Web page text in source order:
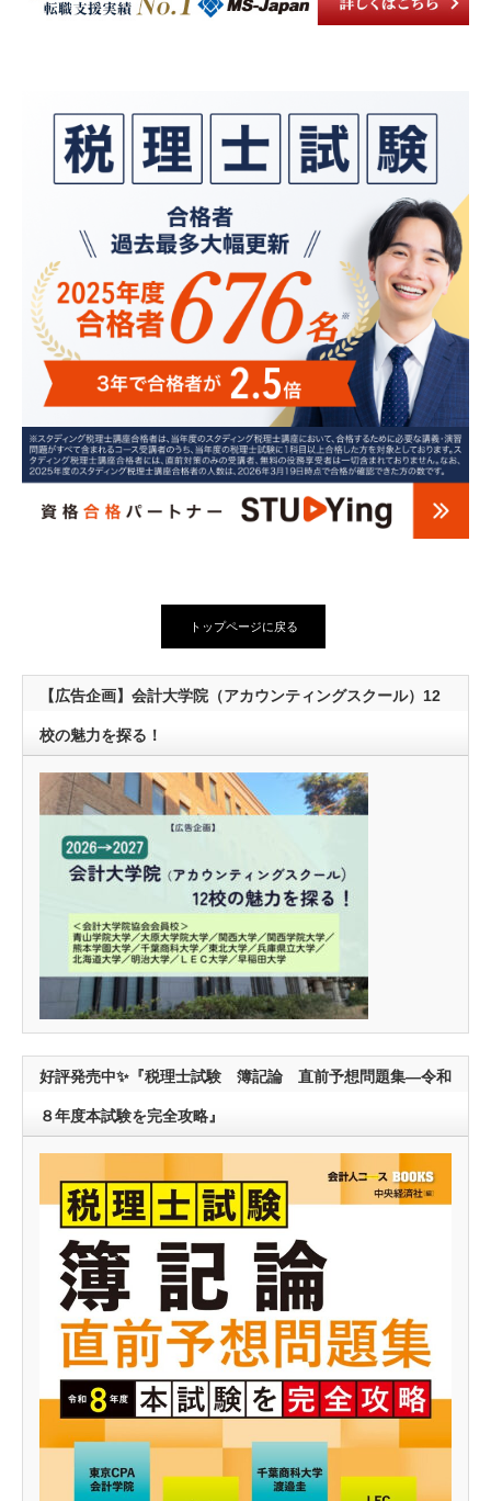
トップページに戻る
【広告企画】会計大学院（アカウンティングスクール）12
校の魅力を探る！
好評発売中✨『税理士試験 簿記論 直前予想問題集―令和
８年度本試験を完全攻略』